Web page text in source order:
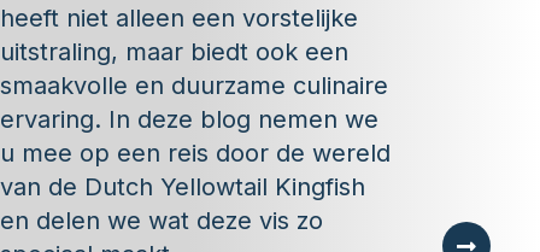
heeft niet alleen een vorstelijke
uitstraling, maar biedt ook een
smaakvolle en duurzame culinaire
ervaring. In deze blog nemen we
u mee op een reis door de wereld
van de Dutch Yellowtail Kingfish
en delen we wat deze vis zo